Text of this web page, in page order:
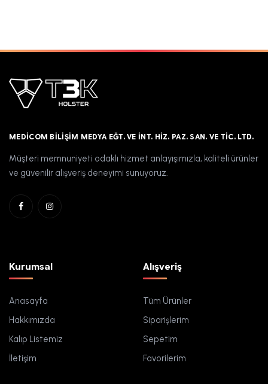
MEDICOM BILIŞIM MEDYA EĞT. VE İNT. HIZ. PAZ. SAN. VE TIC. LTD.
Müşteri memnuniyeti odaklı hizmet anlayışımızla, kaliteli ürünler
ve güvenilir alışveriş deneyimi sunuyoruz.
Kurumsal
Anasayfa
Hakkımızda
Kalıp Listemiz
İletişim
Alışveriş
Tüm Ürünler
Siparişlerim
Sepetim
Favorilerim